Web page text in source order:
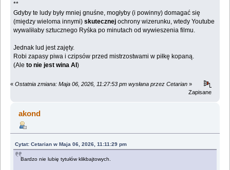
**
Gdyby te ludy były mniej gnuśne, mogłyby (i powinny) domagać się
(między wieloma innymi) skutecznej ochrony wizerunku, wtedy Youtube
wywaliłaby sztucznego Ryśka po minutach od wywieszenia filmu.
Jednak lud jest zajęty.
Robi zapasy piwa i czipsów przed mistrzostwami w piłkę kopaną.
(Aleto nie jest wina AI)
« Ostatnia zmiana: Maja 06, 2026, 11:27:53 pm wysłana przez Cetarian »
Zapisane
akond
Cytat: Cetarian w Maja 06, 2026, 11:11:29 pm
Bardzo nie lubię tytułów klikbajtowych.